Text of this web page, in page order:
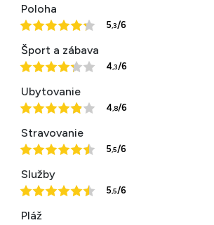
Poloha
5,3/6
Šport a zábava
4,3/6
Ubytovanie
4,8/6
Stravovanie
5,5/6
Služby
5,5/6
Pláž